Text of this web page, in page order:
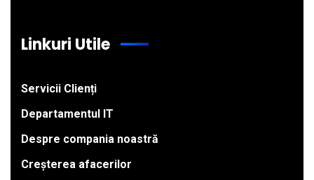
Linkuri Utile
Servicii Clienți
Departamentul IT
Despre compania noastră
Creșterea afacerilor